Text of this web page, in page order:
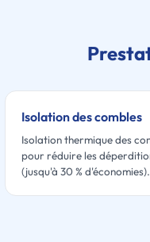
Isolation des combles
Isolation thermique des
pour réduire les
(jusqu'à 30 % d'économies).